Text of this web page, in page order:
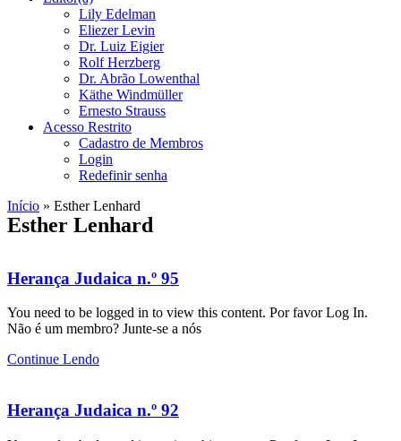
Lily Edelman
Eliezer Levin
Dr. Luiz Eigier
Rolf Herzberg
Dr. Abrão Lowenthal
Käthe Windmüller
Ernesto Strauss
Acesso Restrito
Cadastro de Membros
Login
Redefinir senha
Início » Esther Lenhard
Esther Lenhard
Herança Judaica n.º 95
You need to be logged in to view this content. Por favor Log In.
Não é um membro? Junte-se a nós
Continue Lendo
Herança Judaica n.º 92